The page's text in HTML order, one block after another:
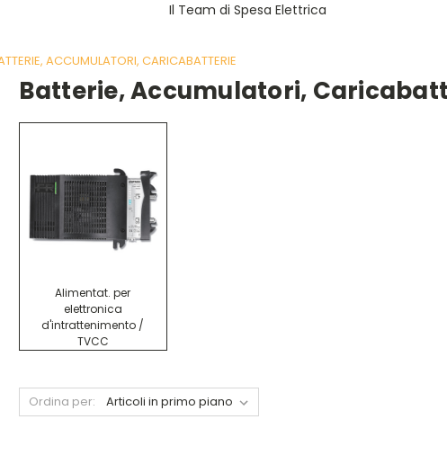
Il Team di Spesa Elettrica
ACCUMULATORI, CARICABATTERIE
Batterie, Accumulatori,
Alimentat. per
elettronica
d'intrattenimento /
TVCC
Ordina per: